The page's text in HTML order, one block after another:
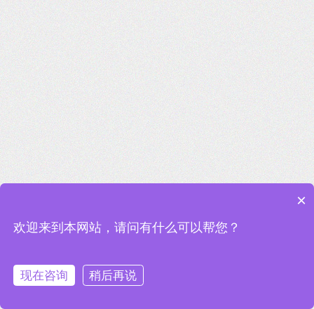
×
欢迎来到本网站，请问有什么可以帮您？
现在咨询 稍后再说